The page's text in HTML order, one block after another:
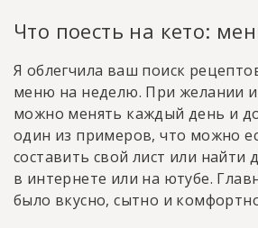
Что поесть на кето:
Я облегчила ваш поиск
меню на неделю. При желании
можно менять каждый день и
один из примеров, что можно
составить свой лист или найти
в интернете или на ютубе.
было вкусно, сытно и